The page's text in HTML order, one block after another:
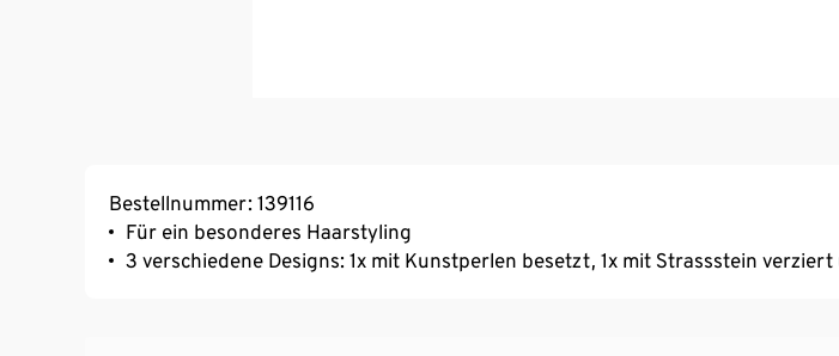
Bestellnummer: 139116
Für ein besonderes Haarstyling
3 verschiedene Designs: 1x mit Kunstperlen besetzt, 1x mit Strassstein verziert